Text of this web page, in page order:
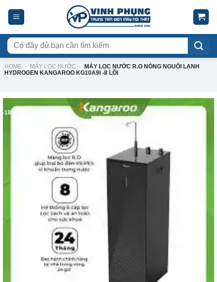
Tìm
kiếm:
HOME - MÁY LỌC NƯỚC -
MÁY LỌC NƯỚC R.O NÓNG NGUỘI LẠNH
HYDROGEN KANGAROO KG10A9I -8 LÕI
-18%